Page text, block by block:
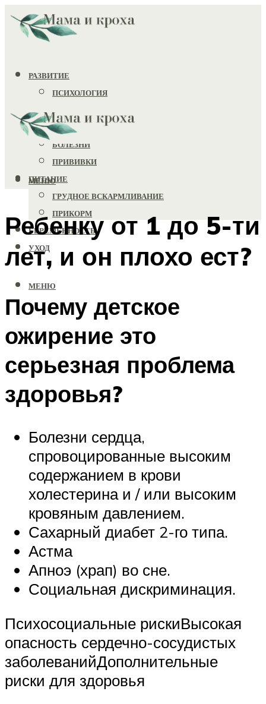
РАЗВИТИЕ
ПСИХОЛОГИЯ
ИГРУШКИ
ЗДОРОВЬЕ
БОЛЕЗНИ
ПРИВИВКИ
ПИТАНИЕ
ГРУДНОЕ ВСКАРМЛИВАНИЕ
ПРИКОРМ
БЕРЕМЕННОСТЬ
УХОД
МЕНЮ
МЕНЮ
Ребенку от 1 до 5-ти
лет, и он плохо ест?
Почему детское
ожирение это
серьезная проблема
здоровья?
Болезни сердца,
спровоцированные высоким
содержанием в крови
холестерина и / или высоким
кровяным давлением.
Сахарный диабет 2-го типа.
Астма
Апноэ (храп) во сне.
Социальная дискриминация.
Психосоциальные рискиВысокая
опасность сердечно-сосудистых
заболеванийДополнительные
риски для здоровья